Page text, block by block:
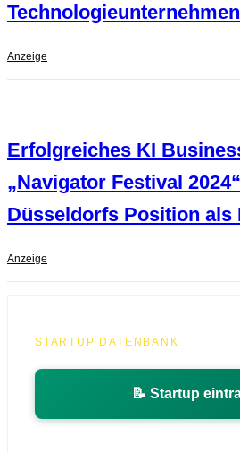
Technologieunternehmen
Anzeige
Erfolgreiches KI
„Navigator Festival
Düsseldorfs Position als
Anzeige
STARTUP DATENBANK
📝 Startup